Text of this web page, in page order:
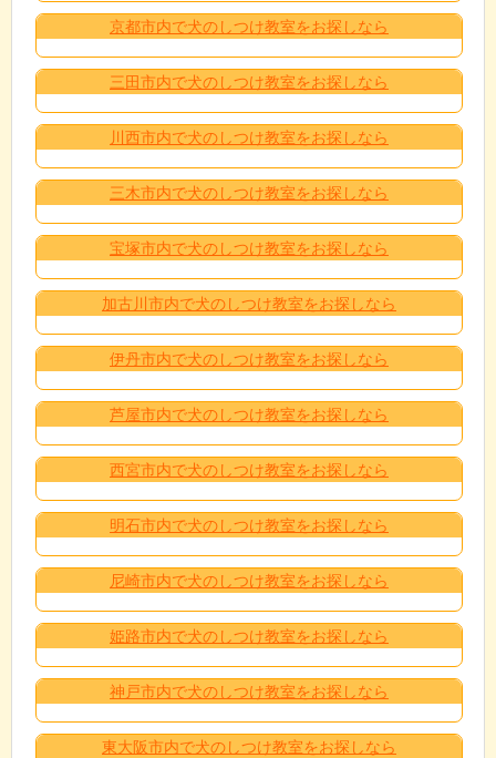
京都市内で犬のしつけ教室をお探しなら
三田市内で犬のしつけ教室をお探しなら
川西市内で犬のしつけ教室をお探しなら
三木市内で犬のしつけ教室をお探しなら
宝塚市内で犬のしつけ教室をお探しなら
加古川市内で犬のしつけ教室をお探しなら
伊丹市内で犬のしつけ教室をお探しなら
芦屋市内で犬のしつけ教室をお探しなら
西宮市内で犬のしつけ教室をお探しなら
明石市内で犬のしつけ教室をお探しなら
尼崎市内で犬のしつけ教室をお探しなら
姫路市内で犬のしつけ教室をお探しなら
神戸市内で犬のしつけ教室をお探しなら
東大阪市内で犬のしつけ教室をお探しなら